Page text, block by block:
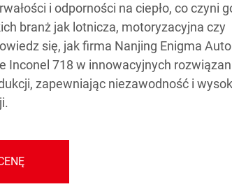
i odporności na ciepło, co czyni
branż jak lotnicza, motoryzacyjna czy
się, jak firma Nanjing Enigma
Inconel 718 w innowacyjnych
zapewniając niezawodność i